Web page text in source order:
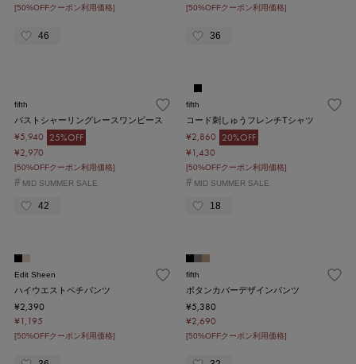
[50%OFFクーポン利用価格]
46
[50%OFFクーポン利用価格]
36
fifth
バストシャーリングレースワンピース
¥5,940 25%OFF
¥2,970
[50%OFFクーポン利用価格]
# MID SUMMER SALE
42
fifth
コード刺しゅうフレンチTシャツ
¥2,860 20%OFF
¥1,430
[50%OFFクーポン利用価格]
# MID SUMMER SALE
18
Edit Sheen
ハイウエストペチパンツ
¥2,390
¥1,195
[50%OFFクーポン利用価格]
fifth
ボタンカバーデザインパンツ
¥5,380
¥2,690
[50%OFFクーポン利用価格]